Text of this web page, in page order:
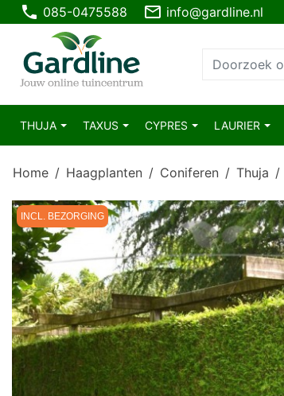
phone 085-0475588 mail_outline info@gardline.nl
THUJA TAXUS CYPRES LAURIER
Home Haagplanten Coniferen Thuja
INCL. BEZORGING